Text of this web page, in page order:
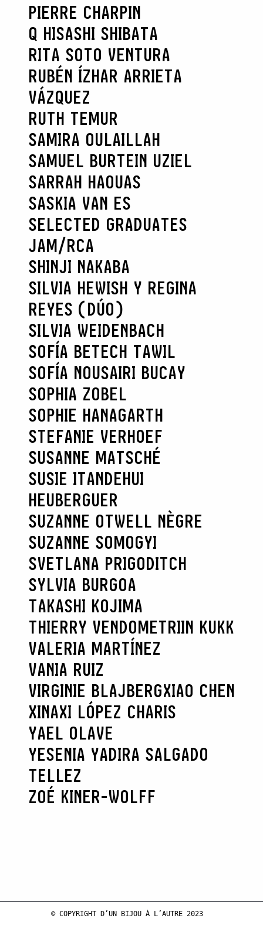
PIERRE CHARPIN
Q HISASHI SHIBATA
RITA SOTO VENTURA
RUBÉN ÍZHAR ARRIETA
VÁZQUEZ
RUTH TEMUR
SAMIRA OULAILLAH
SAMUEL BURTEIN UZIEL
SARRAH HAOUAS
SASKIA VAN ES
SELECTED GRADUATES
JAM/RCA
SHINJI NAKABA
SILVIA HEWISH Y REGINA
REYES (DÚO)
SILVIA WEIDENBACH
SOFÍA BETECH TAWIL
SOFÍA NOUSAIRI BUCAY
SOPHIA ZOBEL
SOPHIE HANAGARTH
STEFANIE VERHOEF
SUSANNE MATSCHÉ
SUSIE ITANDEHUI
HEUBERGUER
SUZANNE OTWELL NÈGRE
SUZANNE SOMOGYI
SVETLANA PRIGODITCH
SYLVIA BURGOA
TAKASHI KOJIMA
THIERRY VENDOMETRIIN KUKK
VALERIA MARTÍNEZ
VANIA RUIZ
VIRGINIE BLAJBERGXIAO CHEN
XINAXI LÓPEZ CHARIS
YAEL OLAVE
YESENIA YADIRA SALGADO
TELLEZ
ZOÉ KINER-WOLFF
© COPYRIGHT D’UN BIJOU À L’AUTRE 2023